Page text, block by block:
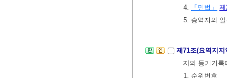
4.
「민법」
5. 승역지의
제71조(요역지
지의 등기기
1. 순위번호